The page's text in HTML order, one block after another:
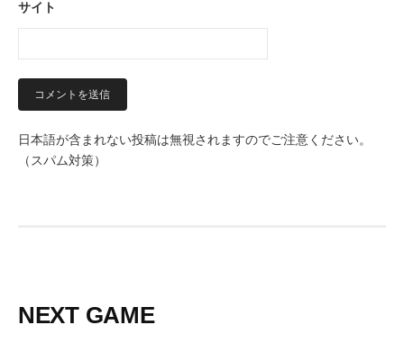
サイト
日本語が含まれない投稿は無視されますのでご注意ください。
（スパム対策）
NEXT GAME